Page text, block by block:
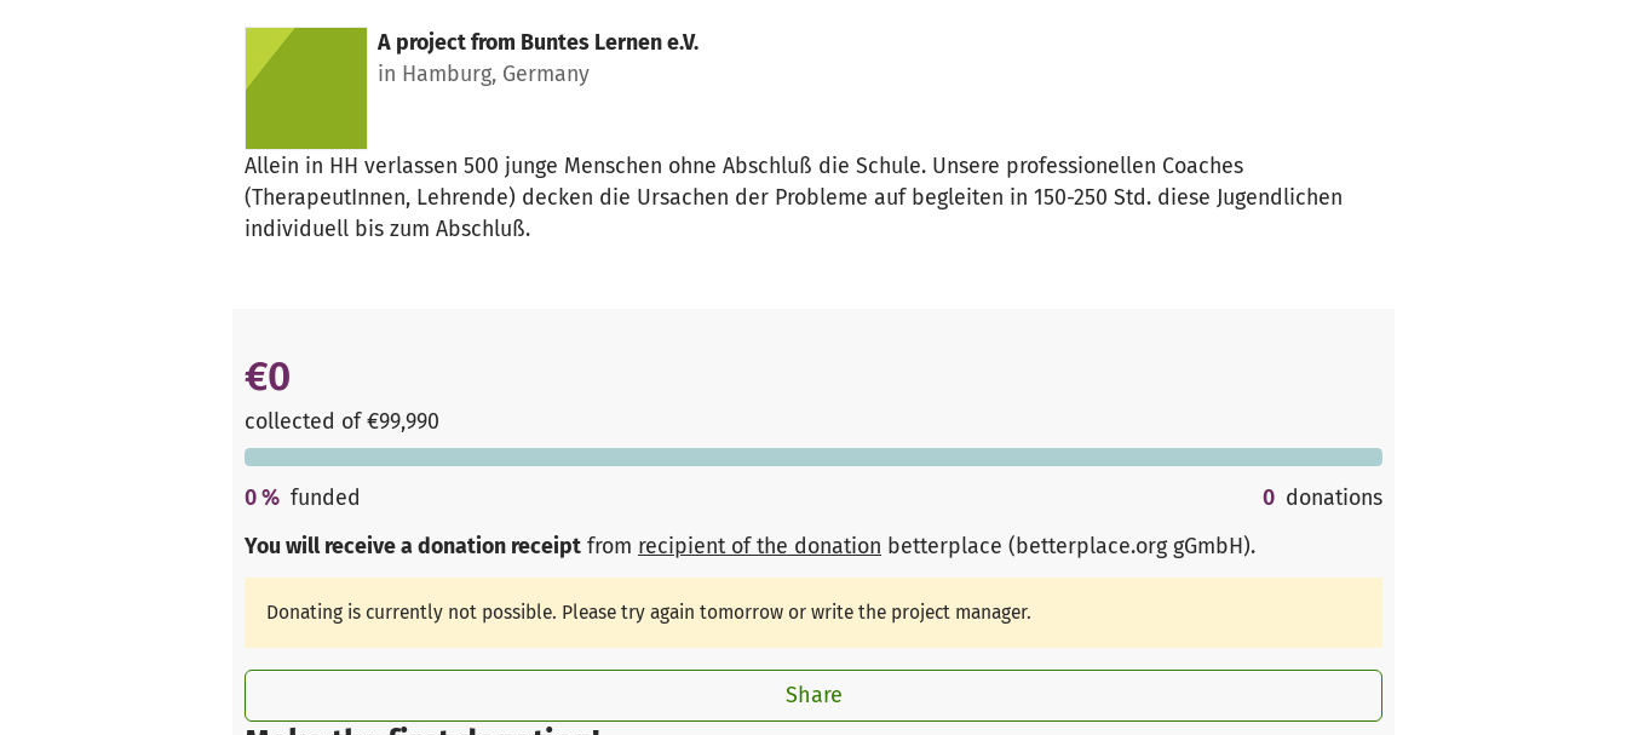
A project from Buntes Lernen e.V.
in Hamburg, Germany
Allein in HH verlassen 500 junge Menschen ohne Abschluß die Schule. Unsere professionellen Coaches
(TherapeutInnen, Lehrende) decken die Ursachen der Probleme auf begleiten in 150-250 Std. diese Jugendlichen
individuell bis zum Abschluß.
€0
collected of €99,990
0% funded 0 donations
You will receive a donation receipt from recipient of the donation betterplace (betterplace.org gGmbH).
Donating is currently not possible. Please try again tomorrow or write the project manager.
Share